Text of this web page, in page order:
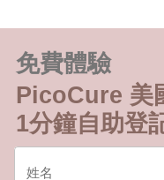
免費體驗
PicoCure 美
1分鐘自助登